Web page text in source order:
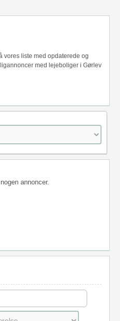
vores liste med opdaterede og
med lejeboliger i Gørlev
annoncer.